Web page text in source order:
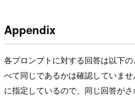
Appendix
各プロンプトに対する回答は以下
べて同じであるかは確認していま
に指定しているので、同じ回答がさ